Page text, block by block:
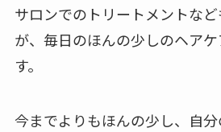
サロンでのトリートメントな
が、毎日のほんの少しのヘア
す。
今までよりもほんの少し、自